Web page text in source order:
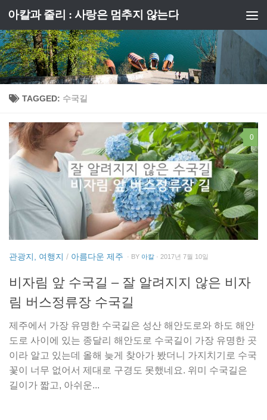
Skip to content
아칼과 줄리 : 사랑은 멈추지 않는다
TAGGED: 수국길
0
관광지, 여행지 / 아름다운 제주 · BY 아칼 · 2017년 7월 10일
비자림 앞 수국길 – 잘 알려지지 않은 비자
림 버스정류장 수국길
제주에서 가장 유명한 수국길은 성산 해안도로와 하도 해안
도로 사이에 있는 종달리 해안도로 수국길이 가장 유명한 곳
이라 알고 있는데 올해 늦게 찾아가 봤더니 가지치기로 수국
꽃이 너무 없어서 제대로 구경도 못했네요. 위미 수국길은
길이가 짧고, 아쉬운...